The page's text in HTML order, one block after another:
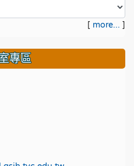
[ more... ]
專區